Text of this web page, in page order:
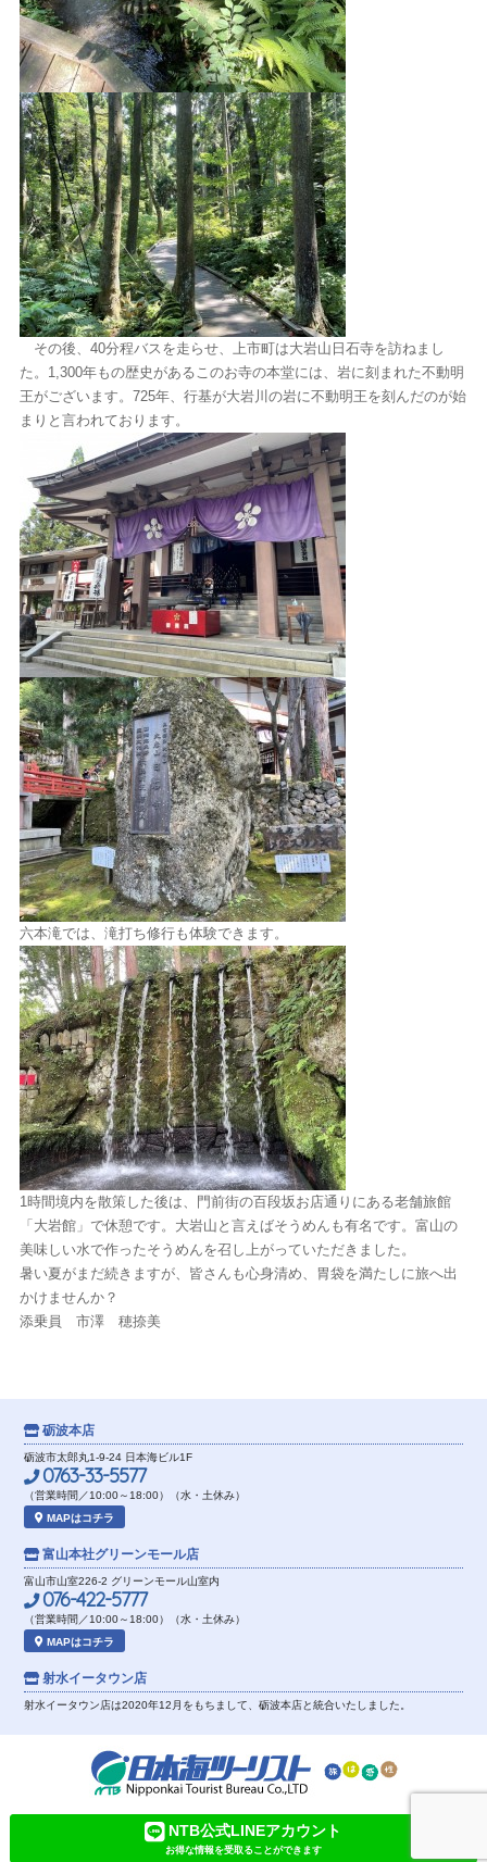
その後、40分程バスを走らせ、上市町は大岩山日石寺を訪ねまし
た。1,300年もの歴史があるこのお寺の本堂には、岩に刻まれた不動明
王がございます。725年、行基が大岩川の岩に不動明王を刻んだのが始
まりと言われております。
六本滝では、滝打ち修行も体験できます。
1時間境内を散策した後は、門前街の百段坂お店通りにある老舗旅館
「大岩館」で休憩です。大岩山と言えばそうめんも有名です。富山の
美味しい水で作ったそうめんを召し上がっていただきました。
暑い夏がまだ続きますが、皆さんも心身清め、胃袋を満たしに旅へ出
かけませんか？
添乗員 市澤 穂捺美
砺波本店
砺波市太郎丸1-9-24 日本海ビル1F
0763-33-5577
（営業時間／10:00～18:00）（水・土休み）
MAPはコチラ
富山本社グリーンモール店
富山市山室226-2 グリーンモール山室内
076-422-5777
（営業時間／10:00～18:00）（水・土休み）
MAPはコチラ
射水イータウン店
射水イータウン店は2020年12月をもちまして、砺波本店と統合いたしました。
NTB公式LINEアカウント
お得な情報を受取ることができます